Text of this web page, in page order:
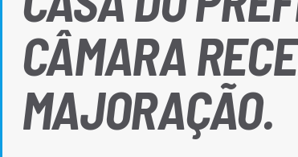
CÂMARA
MAJORAÇÃO.